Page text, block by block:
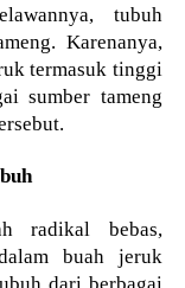
tubuh
Karenanya,
termasuk tinggi
sumber tameng
radikal bebas,
buah jeruk